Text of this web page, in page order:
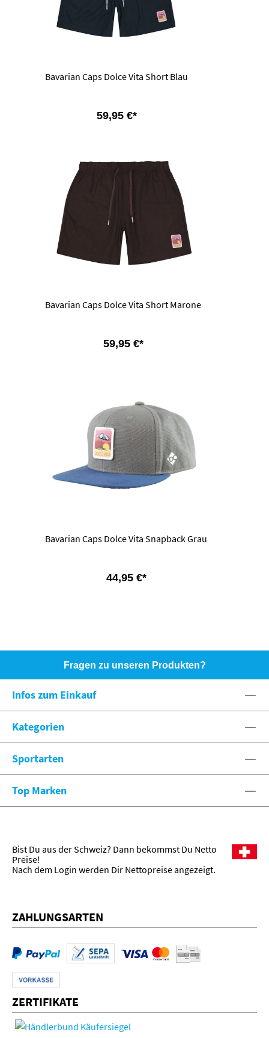
Bavarian Caps Dolce Vita Short Blau
59,95 €*
Bavarian Caps Dolce Vita Short Marone
59,95 €*
Bavarian Caps Dolce Vita Snapback Grau
44,95 €*
Fragen zu unseren Produkten?
eshop@spexx.org
Infos zum Einkauf
Kategorien
Sportarten
Top Marken
Bist Du aus der Schweiz? Dann bekommst Du Netto
Preise!
Nach dem Login werden Dir Nettopreise angezeigt.
ZAHLUNGSARTEN
ZERTIFIKATE